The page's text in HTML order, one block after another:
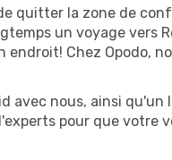
quitter la zone de
un voyage vers
Chez Opodo,
avec nous, ainsi qu'un
pour que votre